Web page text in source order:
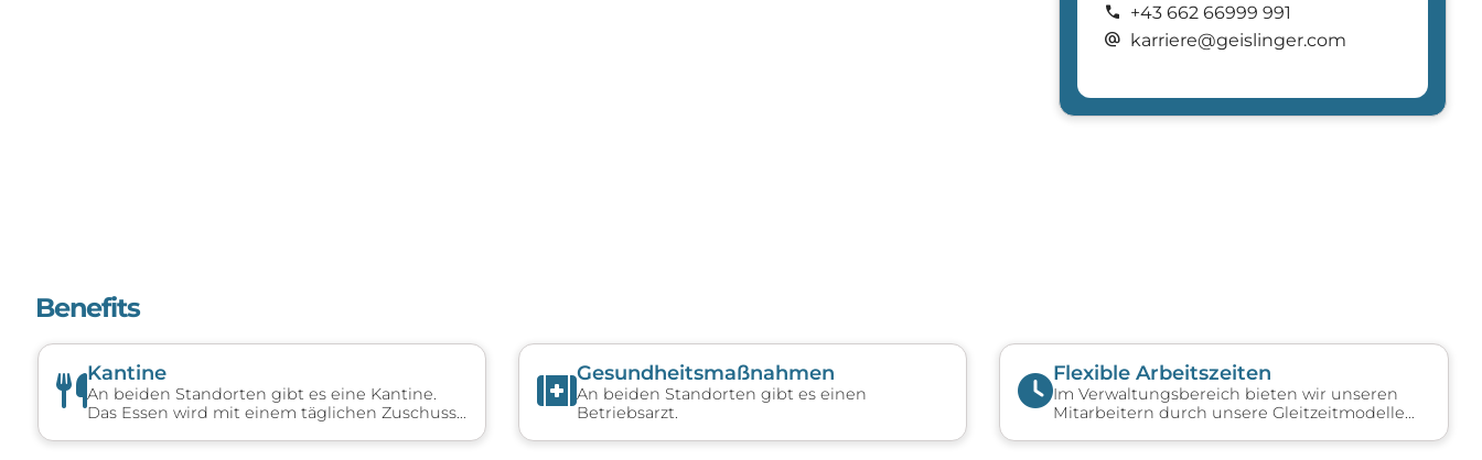
call +43 662 66999 991
alternate_email karriere@geislinger.com
Benefits
Kantine
An beiden Standorten gibt es eine Kantine.
Das Essen wird mit einem täglichen Zuschuss
Gesundheits­maßnahmen
An beiden Standorten gibt es einen
Betriebsarzt.
Flexible Arbeitszeiten
Im Verwaltungsbereich bieten wir unseren
Mitarbeitern durch unsere Gleitzeitmodelle